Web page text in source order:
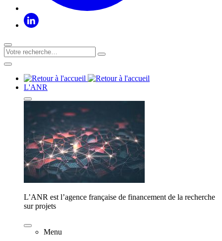
L'ANR
L’ANR est l’agence française de financement de la recherche
sur projets
Menu